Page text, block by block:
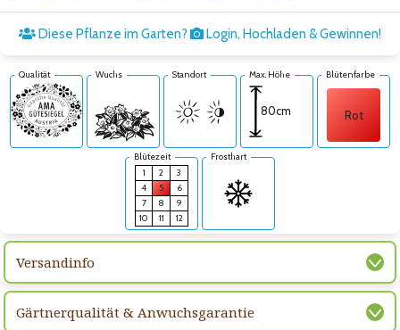
Zum nächsten Bild
Diese Pflanze im Garten? Login, Hochladen & Gewinnen!
Qualität Wuchs Standort Max. Höhe
80cm
Blütenfarbe
Rot
Blütezeit
1
2
3
4
5
6
7
8
9
10
11 12
Frosthart
Versandinfo
Gärtnerqualität & Anwuchsgarantie